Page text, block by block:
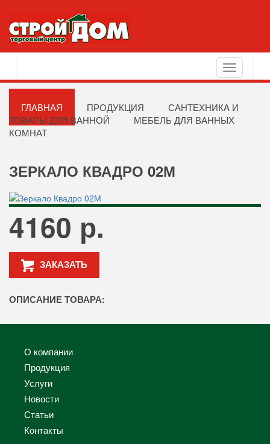
Toggle
navigation
ГЛАВНАЯ ПРОДУКЦИЯ
САНТЕХНИКА И
ТОВАРЫ ДЛЯ ВАННОЙ
МЕБЕЛЬ ДЛЯ ВАННЫХ
КОМНАТ
ЗЕРКАЛО КВАДРО 02М
4160 р.
ЗАКАЗАТЬ
ОПИСАНИЕ ТОВАРА:
О компании
Продукция
Услуги
Новости
Статьи
Контакты